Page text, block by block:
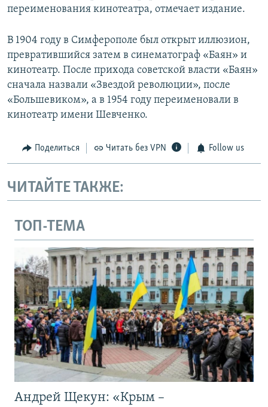
переименования кинотеатра, отмечает издание.
В 1904 году в Симферополе был открыт иллюзион,
превратившийся затем в синематограф «Баян» и
кинотеатр. После прихода советской власти «Баян»
сначала назвали «Звездой революции», после
«Большевиком», а в 1954 году переименовали в
кинотеатр имени Шевченко.
Поделиться Читать без VPN Follow us
ЧИТАЙТЕ ТАКЖЕ:
ТОП-ТЕМА
Андрей Щекун: «Крым –